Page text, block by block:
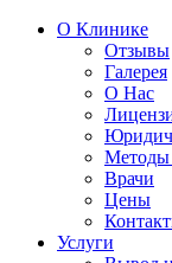
О Клинике
Отзывы
Галерея
О Нас
Методы
Врачи
Цены
Услуги